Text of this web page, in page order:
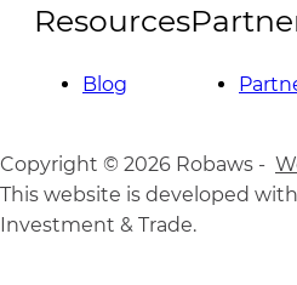
Resources
Blog
Copyright © 2026 Robaws -
This website is developed
Investment & Trade.